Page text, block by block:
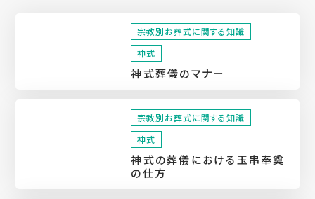
宗教別お葬式に関する知識
神式
神式葬儀のマナー
宗教別お葬式に関する知識
神式
神式の葬儀における玉串奉奠
の仕方